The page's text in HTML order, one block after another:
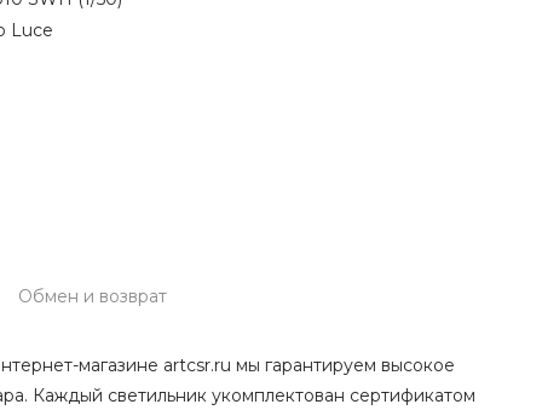
Luce
Обмен и возврат
магазине artcsr.ru мы гарантируем высокое
Каждый светильник укомплектован сертификатом